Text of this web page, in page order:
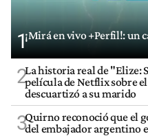
1¡Mirá en vivo +Perfil!: un
2La historia real de "Elize:
película de Netflix sobre el
descuartizó a su marido
3Quirno reconoció que el
del embajador argentino